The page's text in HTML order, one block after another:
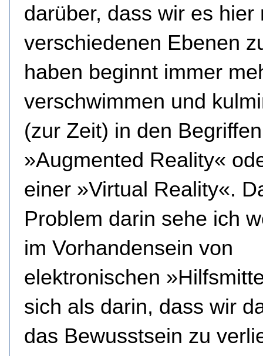
darüber, dass wir es hier
verschiedenen Ebenen
haben beginnt immer
verschwimmen und
(zur Zeit) in den
»Augmented Reality«
einer »Virtual Reality«.
Problem darin sehe ich
im Vorhandensein von
elektronischen
sich als darin, dass wir
das Bewusstsein zu